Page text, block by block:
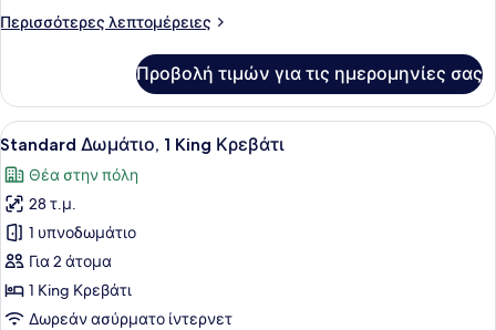
Κρεβάτι
Κρεβάτι
Περισσότερες λεπτομέρειες
Περισσότερες
Δωμάτιο,
King
με
Καναπέ-
Κρεβάτι
Προβολή τιμών για τις ημερομηνίες σας
Προβολή
όλων
των
φωτογραφιών
για
Standard
Δωμάτιο,
1
Ένα δωμάτιο ξενοδοχείου με ένα
14
Standard Δωμάτιο, 1 King Κρεβάτι
Θέα στην πόλη
28 τ.μ.
1 υπνοδωμάτιο
Για 2 άτομα
1 King Κρεβάτι
Δωρεάν ασύρματο ίντερνετ